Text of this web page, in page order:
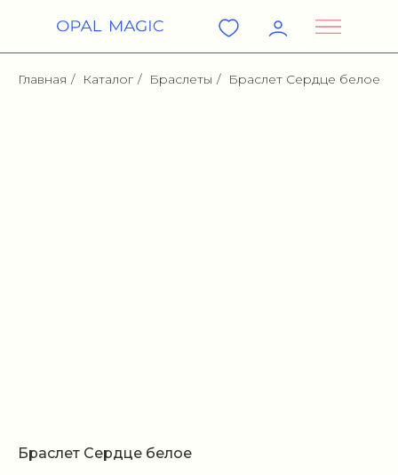
Главная / Каталог / Браслеты / Браслет Сердце белое
Браслет Сердце белое